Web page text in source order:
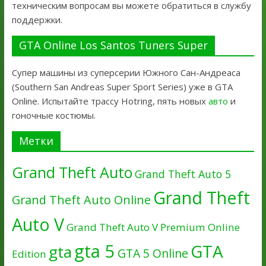
техническим вопросам вы можете обратиться в службу
поддержки.
GTA Online Los Santos Tuners Super
Супер машины из суперсерии Южного Сан-Андреаса
(Southern San Andreas Super Sport Series) уже в GTA
Online. Испытайте трассу Hotring, пять новых авто и
гоночные костюмы.
Метки
Grand Theft Auto Grand Theft Auto 5
Grand Theft Auto Online Grand Theft
Auto VGrand Theft Auto V Premium Online
Edition gtagta 5 GTA 5 Online GTA